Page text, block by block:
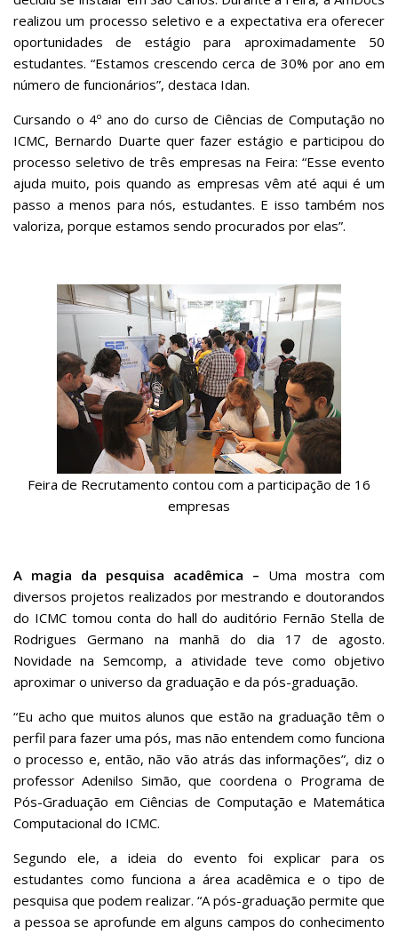
realizou um processo seletivo e a expectativa era oferecer
oportunidades de estágio para aproximadamente 50
estudantes. “Estamos crescendo cerca de 30% por ano em
número de funcionários”, destaca Idan.
Cursando o 4º ano do curso de Ciências de Computação no
ICMC, Bernardo Duarte quer fazer estágio e participou do
processo seletivo de três empresas na Feira: “Esse evento
ajuda muito, pois quando as empresas vêm até aqui é um
passo a menos para nós, estudantes. E isso também nos
valoriza, porque estamos sendo procurados por elas”.
Feira de Recrutamento contou com a participação de 16
empresas
A magia da pesquisa acadêmica – Uma mostra com
diversos projetos realizados por mestrando e doutorandos
do ICMC tomou conta do hall do auditório Fernão Stella de
Rodrigues Germano na manhã do dia 17 de agosto.
Novidade na Semcomp, a atividade teve como objetivo
aproximar o universo da graduação e da pós-graduação.
“Eu acho que muitos alunos que estão na graduação têm o
perfil para fazer uma pós, mas não entendem como funciona
o processo e, então, não vão atrás das informações”, diz o
professor Adenilso Simão, que coordena o Programa de
Pós-Graduação em Ciências de Computação e Matemática
Computacional do ICMC.
Segundo ele, a ideia do evento foi explicar para os
estudantes como funciona a área acadêmica e o tipo de
pesquisa que podem realizar. “A pós-graduação permite que
a pessoa se aprofunde em alguns campos do conhecimento